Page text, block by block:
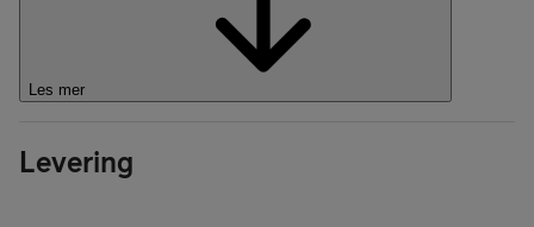
Les mer
Levering